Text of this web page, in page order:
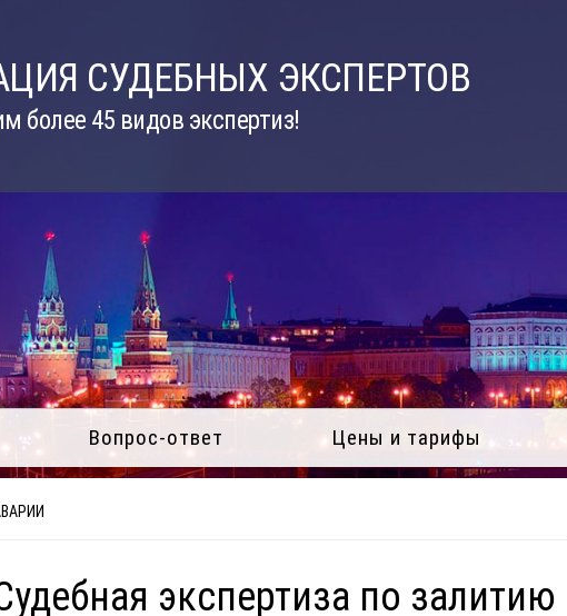
СУДЕБНЫХ ЭКСПЕРТОВ
более 45 видов экспертиз!
Вопрос-ответ Цены и тарифы
экспертиза по залитию